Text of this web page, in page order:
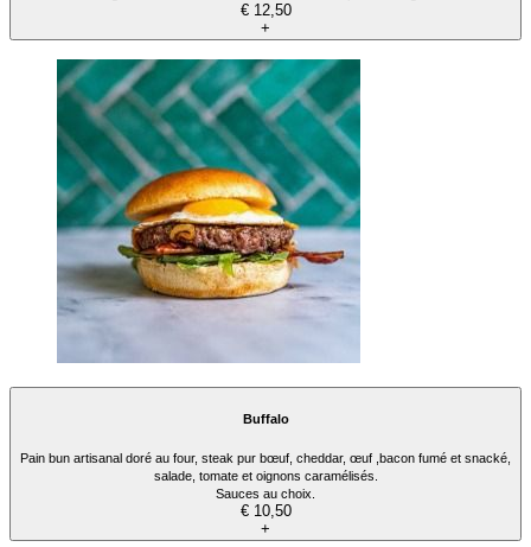
€ 12,50
+
Buffalo
Pain bun artisanal doré au four, steak pur bœuf, cheddar, œuf ,bacon fumé et snacké,
salade, tomate et oignons caramélisés.
Sauces au choix.
€ 10,50
+